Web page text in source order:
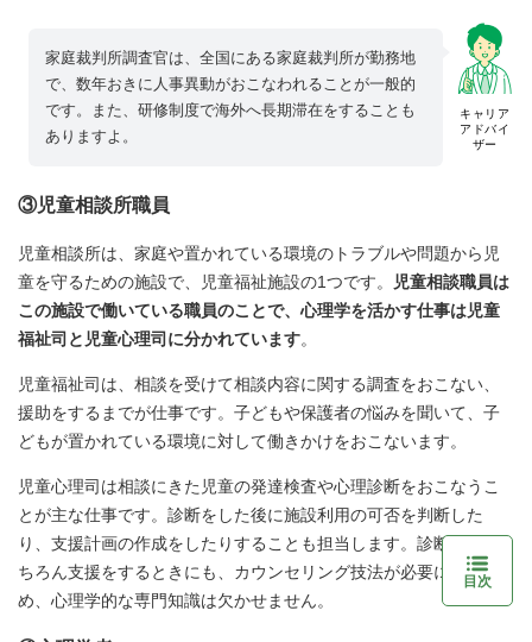
キャリア
アドバイ
ザー
家庭裁判所調査官は、全国にある家庭裁判所が勤務地
で、数年おきに人事異動がおこなわれることが一般的
です。また、研修制度で海外へ長期滞在をすることも
ありますよ。
③児童相談所職員
児童相談所は、家庭や置かれている環境のトラブルや問題から児
童を守るための施設で、児童福祉施設の1つです。
児童相談職員は
この施設で働いている職員のことで、心理学を活かす仕事は児童
福祉司と児童心理司に分かれています。
児童福祉司は、相談を受けて相談内容に関する調査をおこない、
援助をするまでが仕事です。子どもや保護者の悩みを聞いて、子
どもが置かれている環境に対して働きかけをおこないます。
児童心理司は相談にきた児童の発達検査や心理診断をおこなうこ
とが主な仕事です。診断をした後に施設利用の可否を判断した
り、支援計画の作成をしたりすることも担当します。診断時はも
ちろん支援をするときにも、カウンセリング技法が必要になるた
め、心理学的な専門知識は欠かせません。
目次